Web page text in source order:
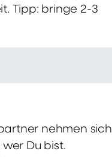
Tipp: bringe 2-3
nehmen sich
Du bist.